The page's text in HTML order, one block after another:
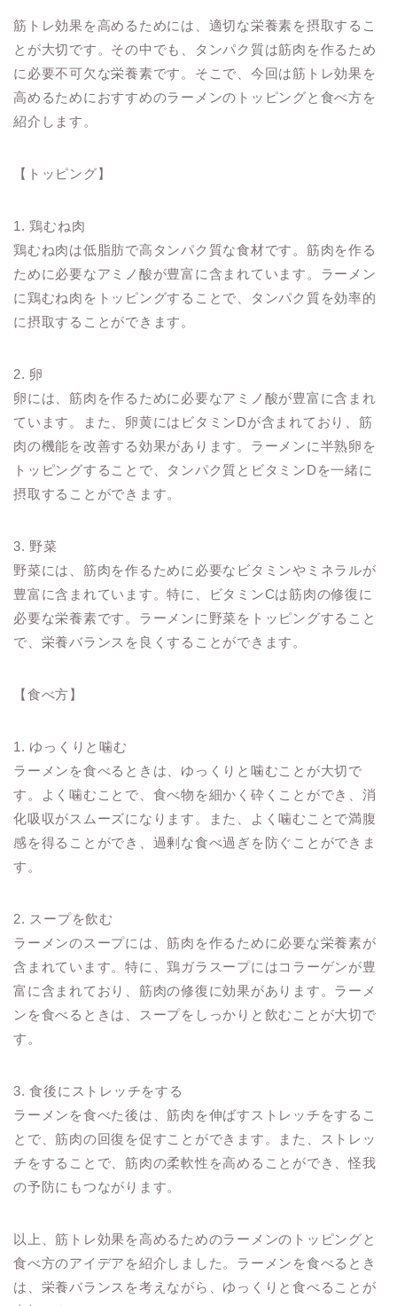
筋トレ効果を高めるためには、適切な栄養素を摂取するこ
とが大切です。その中でも、タンパク質は筋肉を作るため
に必要不可欠な栄養素です。そこで、今回は筋トレ効果を
高めるためにおすすめのラーメンのトッピングと食べ方を
紹介します。
【トッピング】
1. 鶏むね肉
鶏むね肉は低脂肪で高タンパク質な食材です。筋肉を作る
ために必要なアミノ酸が豊富に含まれています。ラーメン
に鶏むね肉をトッピングすることで、タンパク質を効率的
に摂取することができます。
2. 卵
卵には、筋肉を作るために必要なアミノ酸が豊富に含まれ
ています。また、卵黄にはビタミンDが含まれており、筋
肉の機能を改善する効果があります。ラーメンに半熟卵を
トッピングすることで、タンパク質とビタミンDを一緒に
摂取することができます。
3. 野菜
野菜には、筋肉を作るために必要なビタミンやミネラルが
豊富に含まれています。特に、ビタミンCは筋肉の修復に
必要な栄養素です。ラーメンに野菜をトッピングすること
で、栄養バランスを良くすることができます。
【食べ方】
1. ゆっくりと噛む
ラーメンを食べるときは、ゆっくりと噛むことが大切で
す。よく噛むことで、食べ物を細かく砕くことができ、消
化吸収がスムーズになります。また、よく噛むことで満腹
感を得ることができ、過剰な食べ過ぎを防ぐことができま
す。
2. スープを飲む
ラーメンのスープには、筋肉を作るために必要な栄養素が
含まれています。特に、鶏ガラスープにはコラーゲンが豊
富に含まれており、筋肉の修復に効果があります。ラーメ
ンを食べるときは、スープをしっかりと飲むことが大切で
す。
3. 食後にストレッチをする
ラーメンを食べた後は、筋肉を伸ばすストレッチをするこ
とで、筋肉の回復を促すことができます。また、ストレッ
チをすることで、筋肉の柔軟性を高めることができ、怪我
の予防にもつながります。
以上、筋トレ効果を高めるためのラーメンのトッピングと
食べ方のアイデアを紹介しました。ラーメンを食べるとき
は、栄養バランスを考えながら、ゆっくりと食べることが